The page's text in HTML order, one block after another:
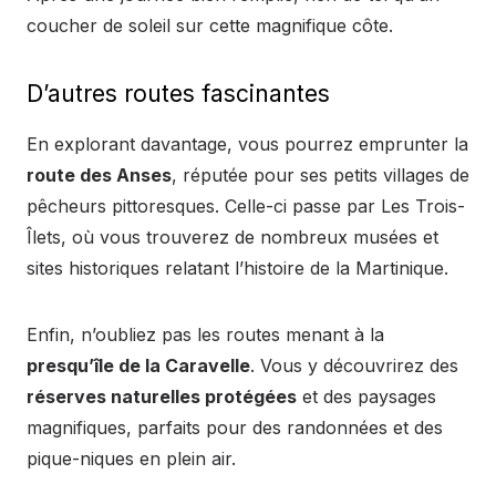
coucher de soleil sur cette magnifique côte.
D’autres routes fascinantes
En explorant davantage, vous pourrez emprunter la
route des Anses, réputée pour ses petits villages de
pêcheurs pittoresques. Celle-ci passe par Les Trois-
Îlets, où vous trouverez de nombreux musées et
sites historiques relatant l’histoire de la Martinique.
Enfin, n’oubliez pas les routes menant à la
presqu’île de la Caravelle. Vous y découvrirez des
réserves naturelles protégées et des paysages
magnifiques, parfaits pour des randonnées et des
pique-niques en plein air.